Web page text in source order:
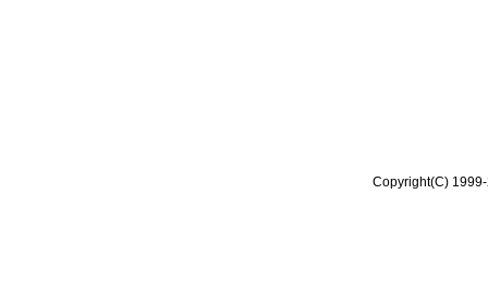
Copyright(C)